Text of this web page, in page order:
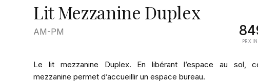
Lit Mezzanine Duplex
AM-PM
PRIX
Le lit mezzanine Duplex. En libérant l’espace au sol,
mezzanine permet d’accueillir un espace bureau.